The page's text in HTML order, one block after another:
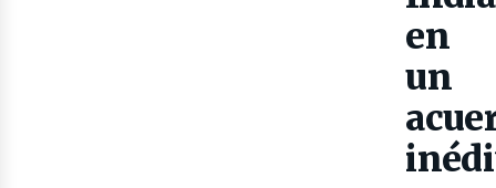
en
un